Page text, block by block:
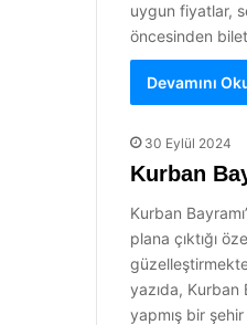
uygun fiyatlar,
öncesinden
Devamını
30 Eylül 2024
Kurban
Kurban
plana çıktığı
yazıda, Kurban
yapmış bir